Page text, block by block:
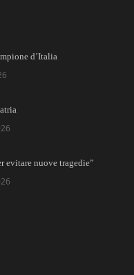
d’Italia
evitare nuove tragedie”